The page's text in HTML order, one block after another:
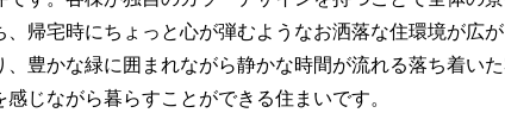
、帰宅時にちょっと心が弾むようなお洒落な住環境が広
、豊かな緑に囲まれながら静かな時間が流れる落ち着い
感じながら暮らすことができる住まいです。